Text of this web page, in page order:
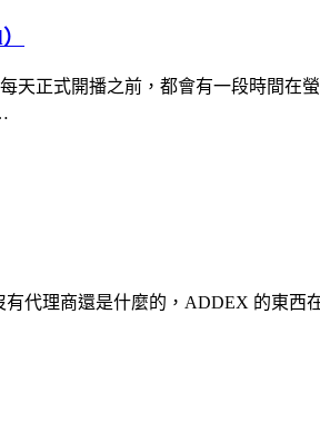
正式開播之前，都會有一段時間在
代理商還是什麼的，ADDEX 的東